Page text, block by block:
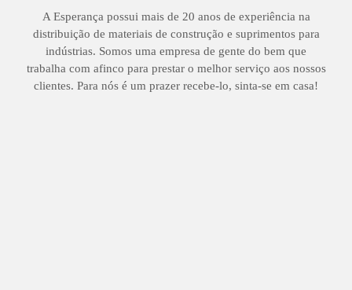
A Esperança possui mais de 20 anos de experiência na
distribuição de materiais de construção e suprimentos para
indústrias. Somos uma empresa de gente do bem que
trabalha com afinco para prestar o melhor serviço aos nossos
clientes. Para nós é um prazer recebe-lo, sinta-se em casa!